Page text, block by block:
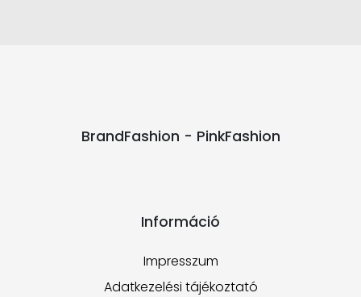
BrandFashion - PinkFashion
Információ
Impresszum
Adatkezelési tájékoztató